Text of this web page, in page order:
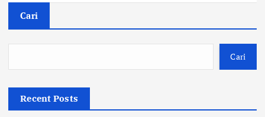
Cari
Cari
Recent Posts